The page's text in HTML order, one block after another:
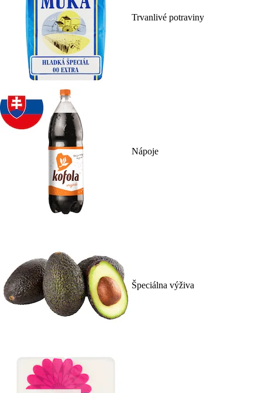
Trvanlivé potraviny
Nápoje
Špeciálna výživa